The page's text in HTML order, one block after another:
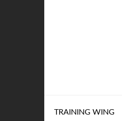
TRAINING WING